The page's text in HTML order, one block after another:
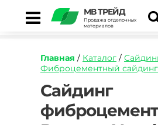
МВ ТРЕЙД
Продажа отделочных
материалов
Главная / Каталог /
Фиброцементный сайдинг
https://mvtrade.ru/
fibroczementnyj-
decover-
yagel-
Сайдинг